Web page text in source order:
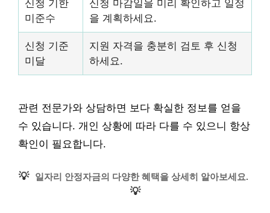
신청 기한
미준수
신청 마감일을 미리 확인하고 일정
을 계획하세요.
신청 기준
미달
지원 자격을 충분히 검토 후 신청
하세요.
관련 전문가와 상담하면 보다 확실한 정보를 얻을
수 있습니다. 개인 상황에 따라 다를 수 있으니 항상
확인이 필요합니다.
💡 일자리 안정자금의 다양한 혜택을 상세히 알아보세요.
💡